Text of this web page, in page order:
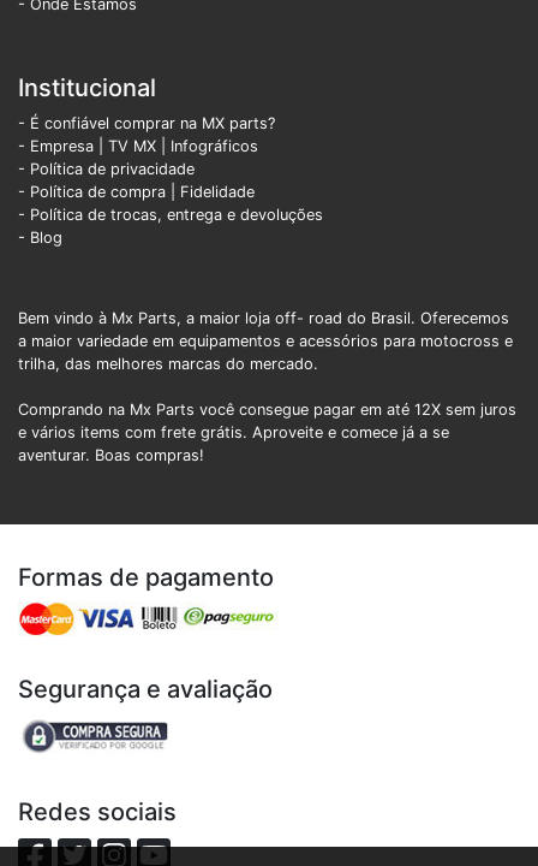
- Onde Estamos
Institucional
- É confiável comprar na MX parts?
- Empresa
TV MX
Infográficos
- Política de privacidade
- Política de compra | Fidelidade
- Política de trocas, entrega e devoluções
- Blog
Bem vindo à Mx Parts, a maior loja off- road do Brasil. Oferecemos
a maior variedade em equipamentos e acessórios para motocross e
trilha, das melhores marcas do mercado.
Comprando na Mx Parts você consegue pagar em até 12X sem juros
e vários items com frete grátis. Aproveite e comece já a se
aventurar. Boas compras!
Formas de pagamento
Segurança e avaliação
Redes sociais